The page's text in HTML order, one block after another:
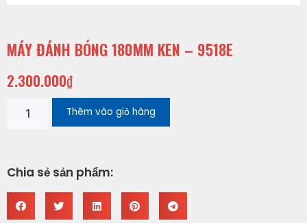
MÁY ĐÁNH BÓNG 180MM KEN – 9518E
2.300.000₫
Thêm vào giỏ hàng
Chia sẻ sản phẩm: